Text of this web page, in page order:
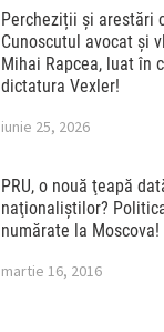
Percheziții și arestări
Cunoscutul avocat și
Mihai Rapcea, luat în
dictatura Vexler!
iunie 25, 2026
PRU, o nouă ţeapă
naţionaliştilor?
numărate la Moscova!
martie 16, 2016